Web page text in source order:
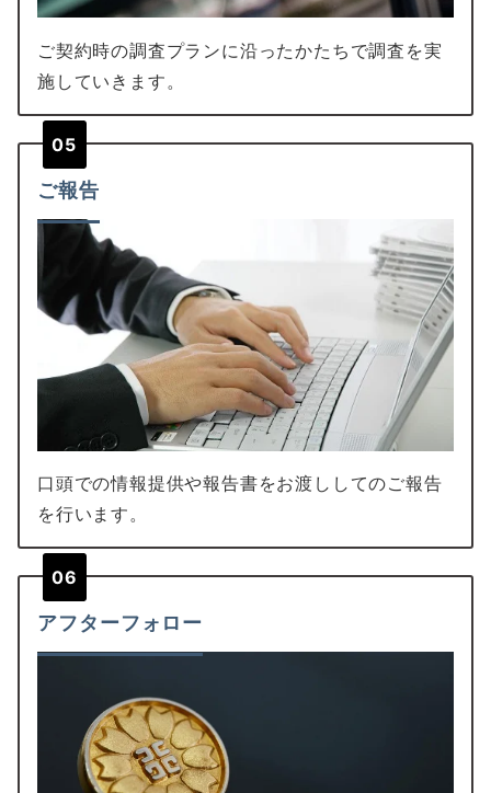
ご契約時の調査プランに沿ったかたちで調査を実
施していきます。
05
ご報告
口頭での情報提供や報告書をお渡ししてのご報告
を行います。
06
アフターフォロー